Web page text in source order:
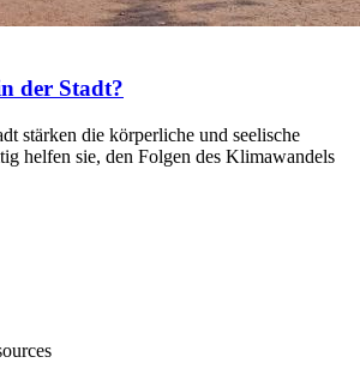
der Stadt?
stärken die körperliche und seelische
helfen sie, den Folgen des Klimawandels